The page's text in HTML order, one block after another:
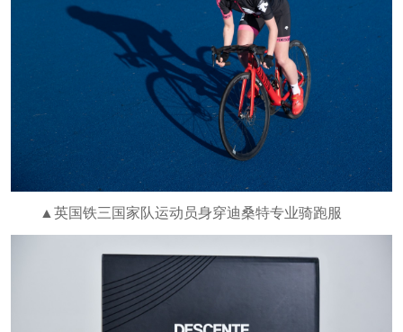
▲英国铁三国家队运动员身穿迪桑特专业骑跑服